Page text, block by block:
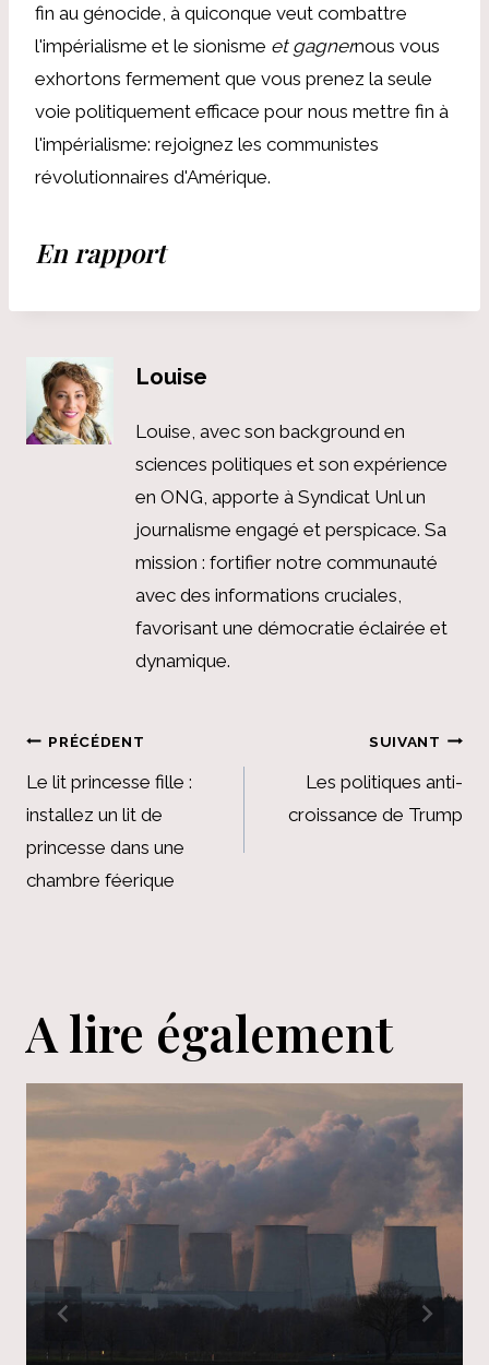
fin au génocide, à quiconque veut combattre
l'impérialisme et le sionisme et gagnernous vous
exhortons fermement que vous prenez la seule
voie politiquement efficace pour nous mettre fin à
l'impérialisme: rejoignez les communistes
révolutionnaires d'Amérique.
En rapport
Louise
Louise, avec son background en
sciences politiques et son expérience
en ONG, apporte à Syndicat Unl un
journalisme engagé et perspicace. Sa
mission : fortifier notre communauté
avec des informations cruciales,
favorisant une démocratie éclairée et
dynamique.
Navigation
de
l’article
PRÉCÉDENT
Le lit princesse fille :
installez un lit de
princesse dans une
chambre féerique
SUIVANT
Les politiques anti-
croissance de Trump
A lire également